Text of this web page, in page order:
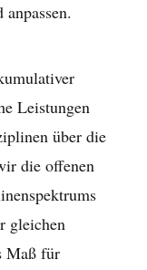
Leistungen
über die
die offenen
gleichen
Maß für